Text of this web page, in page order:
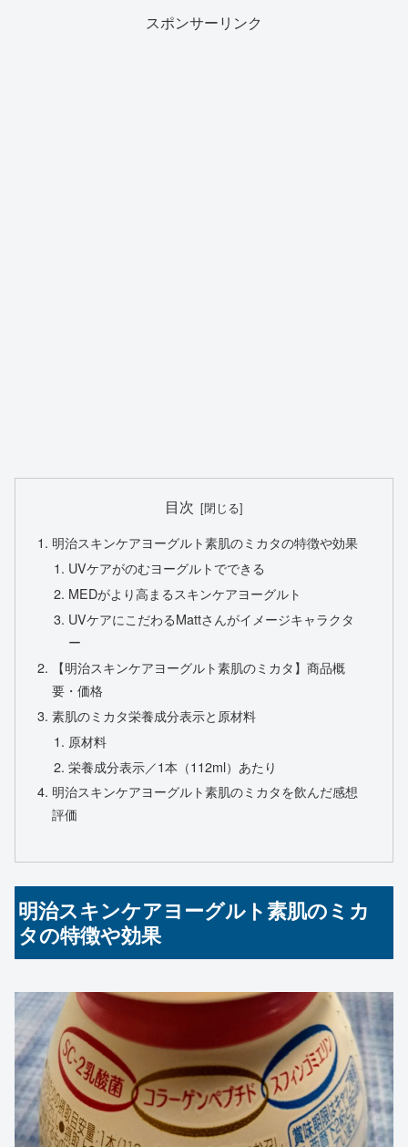
スポンサーリンク
目次
明治スキンケアヨーグルト素肌のミカタの特徴や効果
UVケアがのむヨーグルトでできる
MEDがより高まるスキンケアヨーグルト
UVケアにこだわるMattさんがイメージキャラクタ
ー
【明治スキンケアヨーグルト素肌のミカタ】商品概
要・価格
素肌のミカタ栄養成分表示と原材料
原材料
栄養成分表示／1本（112ml）あたり
明治スキンケアヨーグルト素肌のミカタを飲んだ感想
評価
明治スキンケアヨーグルト素肌のミカ
タの特徴や効果